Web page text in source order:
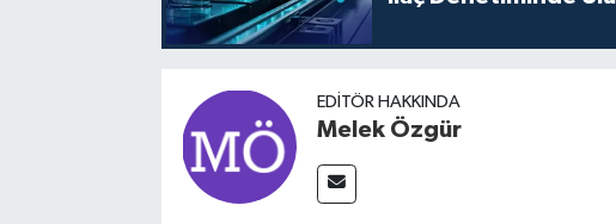
EDITÖR HAKKINDA
Melek Özgür